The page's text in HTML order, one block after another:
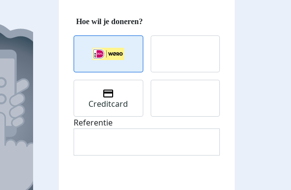
Creditcard
Referentie